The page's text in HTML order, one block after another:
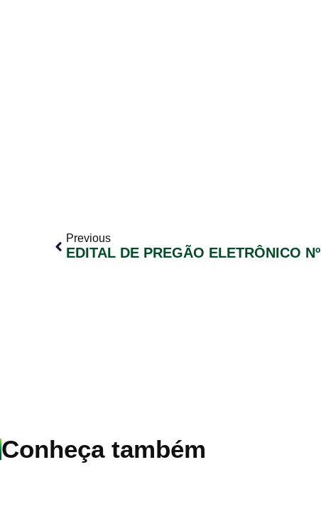
Previous
EDITAL DE PREGÃO ELETRÔNICO
Conheça também